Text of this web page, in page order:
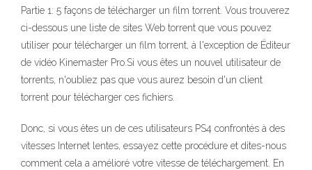
Partie 1: 5 façons de télécharger un film torrent. Vous trouverez
ci-dessous une liste de sites Web torrent que vous pouvez
utiliser pour télécharger un film torrent, à l'exception de Éditeur
de vidéo Kinemaster Pro.Si vous êtes un nouvel utilisateur de
torrents, n'oubliez pas que vous aurez besoin d'un client
torrent pour télécharger ces fichiers.
Donc, si vous êtes un de ces utilisateurs PS4 confrontés à des
vitesses Internet lentes, essayez cette procédure et dites-nous
comment cela a amélioré votre vitesse de téléchargement. En